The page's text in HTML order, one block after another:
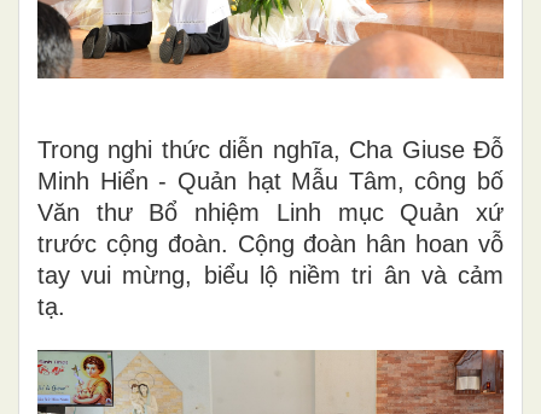
Trong nghi thức diễn nghĩa, Cha Giuse Đỗ
Minh Hiển - Quản hạt Mẫu Tâm, công bố
Văn thư Bổ nhiệm Linh mục Quản xứ
trước cộng đoàn. Cộng đoàn hân hoan vỗ
tay vui mừng, biểu lộ niềm tri ân và cảm
tạ.